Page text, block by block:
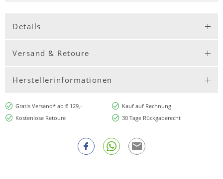
Details
Versand & Retoure
Herstellerinformationen
Gratis Versand* ab € 129,-
Kauf auf Rechnung
Kostenlose Retoure
30 Tage Rückgaberecht